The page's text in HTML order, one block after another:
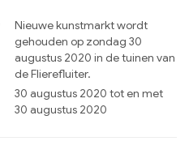
Nieuwe kunstmarkt wordt
gehouden op zondag 30
augustus 2020 in de tuinen van
de Flierefluiter.
30 augustus 2020 tot en met
30 augustus 2020